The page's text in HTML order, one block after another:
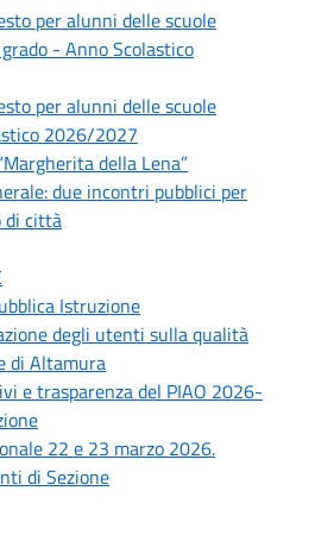
per alunni delle scuole
- Anno Scolastico
per alunni delle scuole
2026/2027
della Lena”
due incontri pubblici per
di città
Istruzione
degli utenti sulla qualità
di Altamura
e trasparenza del PIAO 2026-
22 e 23 marzo 2026.
di Sezione